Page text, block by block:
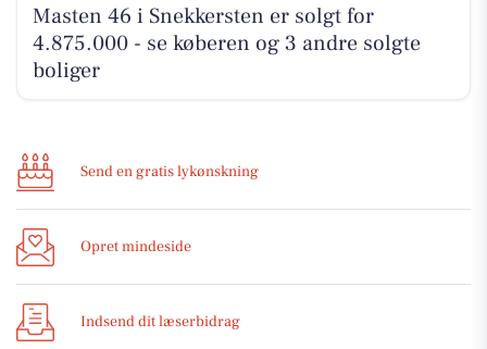
Masten 46 i Snekkersten er solgt for
4.875.000 - se køberen og 3 andre solgte
boliger
Send en gratis lykønskning
Opret mindeside
Indsend dit læserbidrag